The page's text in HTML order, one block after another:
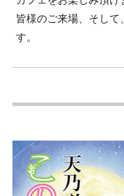
皆様のご来場、そして
す。